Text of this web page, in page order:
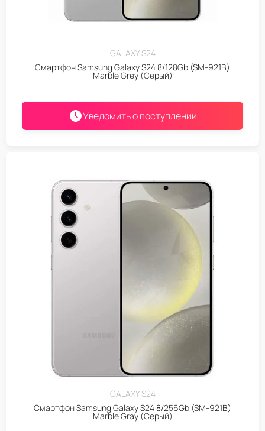
GALAXY S24
Смартфон Samsung Galaxy S24 8/128Gb (SM-921B)
Marble Grey (Серый)
Уведомить о поступлении
GALAXY S24
Смартфон Samsung Galaxy S24 8/256Gb (SM-921B)
Marble Gray (Серый)